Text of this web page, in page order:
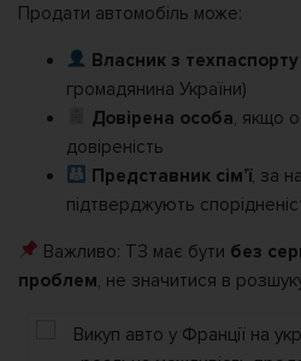
Продати автомобіль може:
Власник з техпаспорту
громадянина України)
Довірена особа, якщо
довіреність
Представник сім’ї, за
підтверджують
Важливо: ТЗ має бути без
проблем, не значитися в